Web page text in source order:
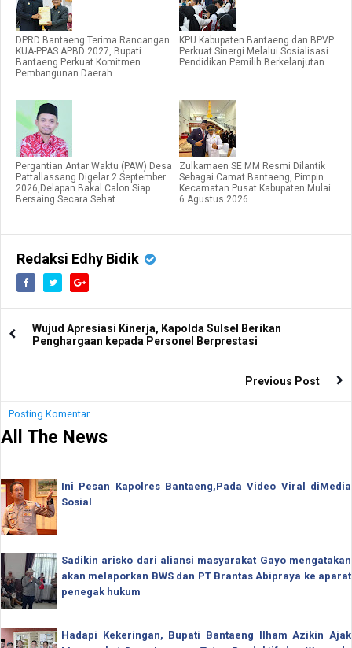
DPRD Bantaeng Terima Rancangan
KUA-PPAS APBD 2027, Bupati
Bantaeng Perkuat Komitmen
Pembangunan Daerah
KPU Kabupaten Bantaeng dan BPVP
Perkuat Sinergi Melalui Sosialisasi
Pendidikan Pemilih Berkelanjutan
Pergantian Antar Waktu (PAW) Desa
Pattallassang Digelar 2 September
2026,Delapan Bakal Calon Siap
Bersaing Secara Sehat
Zulkarnaen SE MM Resmi Dilantik
Sebagai Camat Bantaeng, Pimpin
Kecamatan Pusat Kabupaten Mulai
6 Agustus 2026
Redaksi Edhy Bidik
Wujud Apresiasi Kinerja, Kapolda Sulsel Berikan
Penghargaan kepada Personel Berprestasi
Previous Post
Posting Komentar
All The News
Ini Pesan Kapolres Bantaeng,Pada Video Viral diMedia
Sosial
Sadikin arisko dari aliansi masyarakat Gayo mengatakan
akan melaporkan BWS dan PT Brantas Abipraya ke aparat
penegak hukum
Hadapi Kekeringan, Bupati Bantaeng Ilham Azikin Ajak